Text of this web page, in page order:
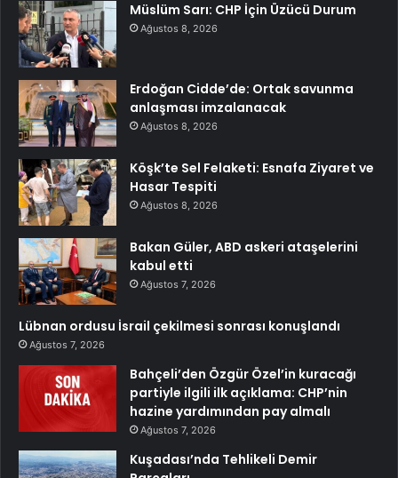
Müslüm Sarı: CHP İçin Üzücü Durum
Ağustos 8, 2026
Erdoğan Cidde’de: Ortak savunma
anlaşması imzalanacak
Ağustos 8, 2026
Köşk’te Sel Felaketi: Esnafa Ziyaret ve
Hasar Tespiti
Ağustos 8, 2026
Bakan Güler, ABD askeri ataşelerini
kabul etti
Ağustos 7, 2026
Lübnan ordusu İsrail çekilmesi sonrası konuşlandı
Ağustos 7, 2026
Bahçeli’den Özgür Özel’in kuracağı
partiyle ilgili ilk açıklama: CHP’nin
hazine yardımından pay almalı
Ağustos 7, 2026
Kuşadası’nda Tehlikeli Demir